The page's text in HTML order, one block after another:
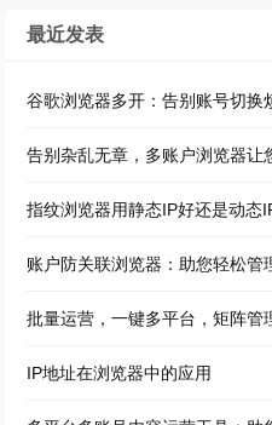
最近发表
谷歌浏览器多开：告别账号切换
告别杂乱无章，多账户浏览器让
指纹浏览器用静态IP好还是动态
账户防关联浏览器：助您轻松管
批量运营，一键多平台，矩阵管
IP地址在浏览器中的应用